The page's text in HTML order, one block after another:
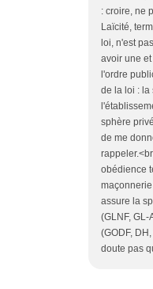
: croire, ne
Laïcité,
loi, n'est
avoir une
l'ordre
de la loi : la
sphère
de me
obédience
assure la
(GLNF,
(GODF,
doute pas